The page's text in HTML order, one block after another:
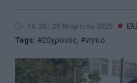
16:30 | 29 Μαρτίου 2025
Tags:
20χρονος, νήπιο